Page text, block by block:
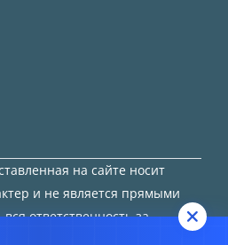
на сайте носит
и не является прямыми
ответственность за